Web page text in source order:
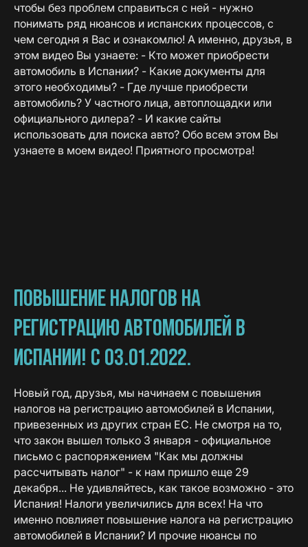
чтобы без проблем справиться с ней - нужно
понимать ряд нюансов и испанских процессов, с
чем сегодня я Вас и ознакомлю! А именно, друзья, в
этом видео Вы узнаете: - Кто может приобрести
автомобиль в Испании? - Какие документы для
этого необходимы? - Где лучше приобрести
автомобиль? У частного лица, автоплощадки или
официального дилера? - И какие сайты
использовать для поиска авто? Обо всем этом Вы
узнаете в моем видео! Приятного просмотра!
ПОВЫШЕНИЕ НАЛОГОВ НА
РЕГИСТРАЦИЮ АВТОМОБИЛЕЙ В
ИСПАНИИ! С 03.01.2022.
Новый год, друзья, мы начинаем с повышения
налогов на регистрацию автомобилей в Испании,
привезенных из других стран ЕС. Не смотря на то,
что закон вышел только 3 января - официальное
письмо с распоряжением "Как мы должны
рассчитывать налог" - к нам пришло еще 29
декабря... Не удивляйтесь, как такое возможно - это
Испания! Налоги увеличились для всех! На что
именно повлияет повышение налога на регистрацию
автомобилей в Испании? И прочие нюансы по